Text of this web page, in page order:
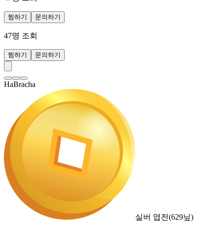
찜하기 문의하기
47명 조회
찜하기 문의하기
HaBracha
실버 엽전(629닢)